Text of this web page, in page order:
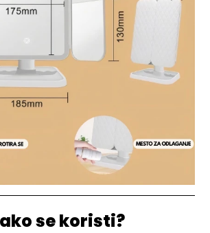
se koristi?